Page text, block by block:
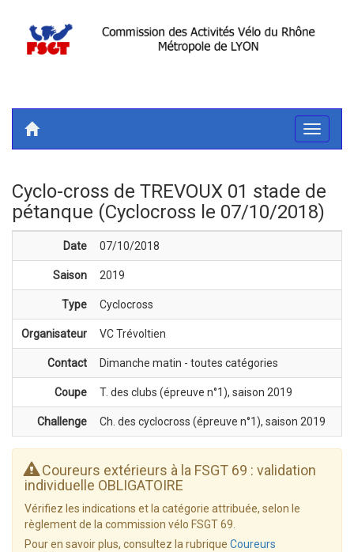
Toggle
Cyclo-cross de TREVOUX 01 stade de
pétanque (Cyclocross le 07/10/2018)
Date 07/10/2018
Saison 2019
Type Cyclocross
Organisateur VC Trévoltien
Contact Dimanche matin - toutes catégories
Coupe T. des clubs (épreuve n°1), saison 2019
Challenge Ch. des cyclocross (épreuve n°1), saison 2019
Coureurs extérieurs à la FSGT 69 : validation
individuelle OBLIGATOIRE
Vérifiez les indications et la catégorie attribuée, selon le
règlement de la commission vélo FSGT 69.
Pour en savoir plus, consultez la rubrique Coureurs